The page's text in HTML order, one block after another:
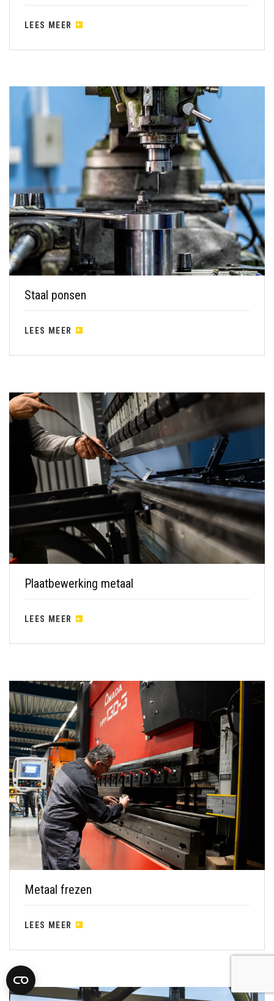
LEES MEER
Staal ponsen
LEES MEER
Plaatbewerking metaal
LEES MEER
Metaal frezen
LEES MEER